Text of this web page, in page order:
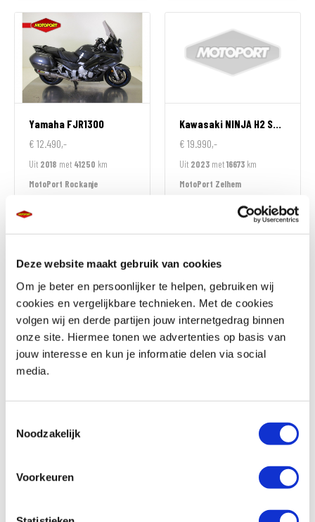
Deze website maakt gebruik van cookies
Om je beter en persoonlijker te helpen, gebruiken wij
cookies en vergelijkbare technieken. Met de cookies
volgen wij en derde partijen jouw internetgedrag binnen
onze site. Hiermee tonen we advertenties op basis van
jouw interesse en kun je informatie delen via social
media.
Noodzakelijk
Voorkeuren
Yamaha FJR1300
€ 12.490,-
Uit 2018 met 41250 km
MotoPort Rockanje
Kawasaki NINJA H2 SX SPECIAL EDITION
€ 19.990,-
Uit 2023 met16673 km
MotoPort Zelhem
BMW
F 900 R
€ 10.490,-
Uit2026
Honda
ADV 350
€ 8.299,-